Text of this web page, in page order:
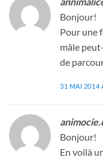
Bonjour!
Pour une
mâle
de
31 MAI 2014
Bonjour!
En voilà